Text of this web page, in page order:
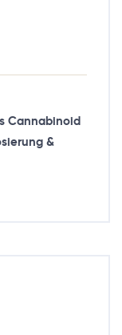
Cannabinoid
&